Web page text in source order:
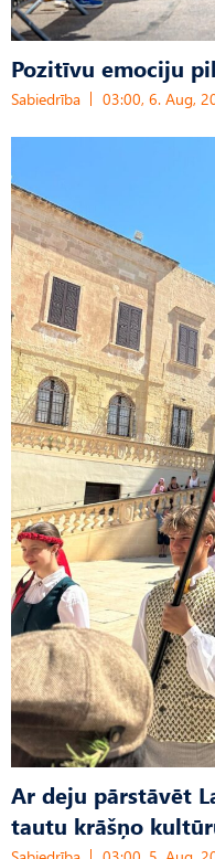
Pozitīvu emociju
Sabiedrība 03:00, 6. Aug,
Ar deju pārstāvēt
tautu krāšņo